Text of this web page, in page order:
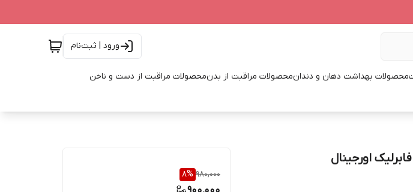
ورود | ثبت‌نام
محصولات بهداشت دهان و دندانمحصولات مراقبت از بدنمحصولات مراقبت از دست و ناخن
اورجینال
980,000
8%